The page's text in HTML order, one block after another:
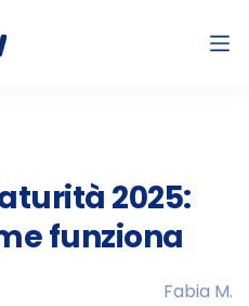
2025:
funziona
Fabia M.